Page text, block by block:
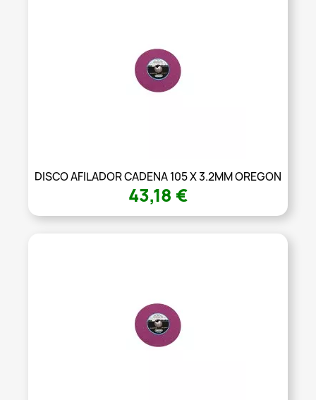
DISCO AFILADOR CADENA 105 X 3.2MM OREGON
43,18 €